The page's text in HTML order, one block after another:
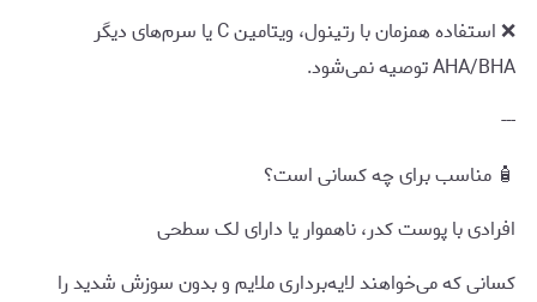
❌ استفاده همزمان با رتینول، ویتامین C یا سرم‌های دیگر
AHA/BHA توصیه نمی‌شود.
---
🧴 مناسب برای چه کسانی است؟
افرادی با پوست کدر، ناهموار یا دارای لک سطحی
کسانی که می‌خواهند لایه‌برداری ملایم و بدون سوزش شدید را